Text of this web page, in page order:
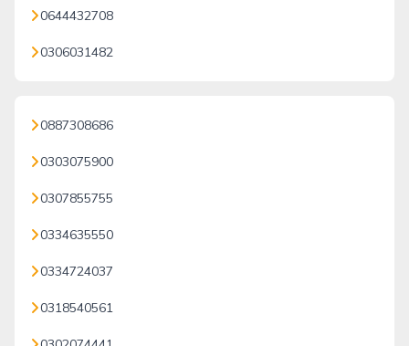
0644432708
0306031482
0887308686
0303075900
0307855755
0334635550
0334724037
0318540561